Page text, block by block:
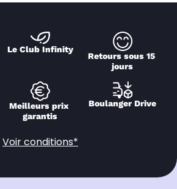
Le Club Infinity
Retours sous 15
jours
Meilleurs prix
garantis
Boulanger Drive
Voir conditions*